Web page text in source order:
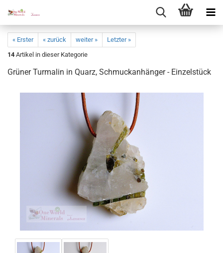
« Erster « zurück weiter »
Letzter »
14 Artikel in dieser Kategorie
Grü­ner Turma­lin in Quarz, Schmuck­an­hän­ger - Ein­zel­stück